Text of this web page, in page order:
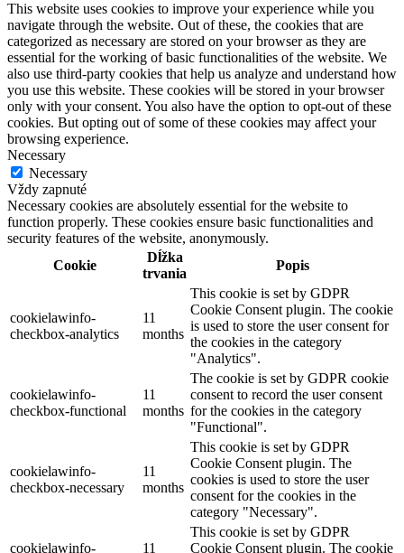
This website uses cookies to improve your experience while you
navigate through the website. Out of these, the cookies that are
categorized as necessary are stored on your browser as they are
essential for the working of basic functionalities of the website. We
also use third-party cookies that help us analyze and understand how
you use this website. These cookies will be stored in your browser
only with your consent. You also have the option to opt-out of these
cookies. But opting out of some of these cookies may affect your
browsing experience.
Necessary
Necessary
Vždy zapnuté
Necessary cookies are absolutely essential for the website to
function properly. These cookies ensure basic functionalities and
security features of the website, anonymously.
Cookie
Dĺžka
trvania
Popis
cookielawinfo-
checkbox-analytics
11
months
This cookie is set by GDPR
Cookie Consent plugin. The cookie
is used to store the user consent for
the cookies in the category
"Analytics".
cookielawinfo-
checkbox-functional
11
months
The cookie is set by GDPR cookie
consent to record the user consent
for the cookies in the category
"Functional".
cookielawinfo-
checkbox-necessary
11
months
This cookie is set by GDPR
Cookie Consent plugin. The
cookies is used to store the user
consent for the cookies in the
category "Necessary".
cookielawinfo-
11
This cookie is set by GDPR
Cookie Consent plugin. The cookie